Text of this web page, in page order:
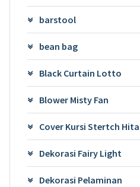
barstool
bean bag
Black Curtain Lotto
Blower Misty Fan
Cover Kursi Stertch
Dekorasi Fairy Light
Dekorasi Pelaminan